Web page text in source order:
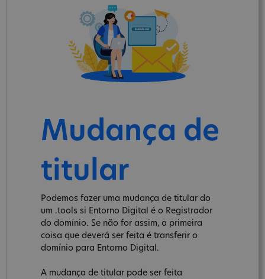
Mudança de
titular
Podemos fazer uma mudança de titular do
um .tools si Entorno Digital é o Registrador
do domínio. Se não for assim, a primeira
coisa que deverá ser feita é transferir o
domínio para Entorno Digital.
A mudança de titular pode ser feita